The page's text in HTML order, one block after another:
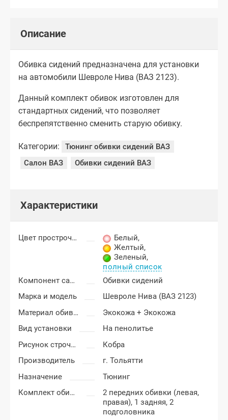
Описание
Обивка сидений предназначена для установки
на автомобили Шевроле Нива (ВАЗ 2123).
Данный комплект обивок изготовлен для
стандартных сидений, что позволяет
беспрепятственно сменить старую обивку.
Категории:
Тюнинг обивки сидений ВАЗ
Салон ВАЗ
Обивки сидений ВАЗ
Характеристики
Цвет прострочки Белый,
Желтый,
Зеленый,
полный список
Компонент салона
Обивки сидений
Марка и модель
Шевроле Нива (ВАЗ 2123)
Материал обивки
Экокожа + Экокожа
Вид установки
На пенолитье
Рисунок строчки
Кобра
Производитель
г. Тольятти
Назначение
Тюнинг
Комплект обивки
2 передних обивки (левая,
правая), 1 задняя, 2
подголовника